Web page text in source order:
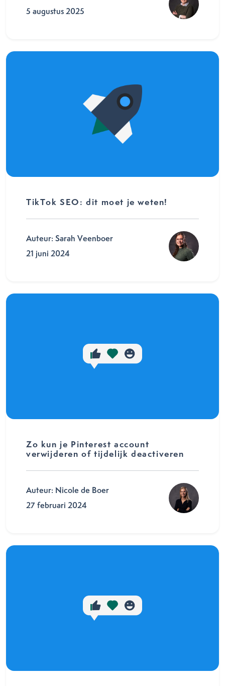
5 augustus 2025
TikTok SEO: dit moet je weten!
Auteur: Sarah Veenboer
21 juni 2024
Zo kun je Pinterest account
verwijderen of tijdelijk deactiveren
Auteur: Nicole de Boer
27 februari 2024